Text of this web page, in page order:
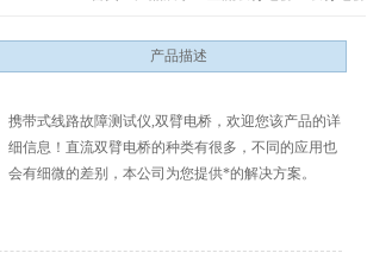
产品描述
携带式线路故障测试仪,双臂电桥，欢迎您该产品的详
细信息！直流双臂电桥的种类有很多，不同的应用也
会有细微的差别，本公司为您提供*的解决方案。